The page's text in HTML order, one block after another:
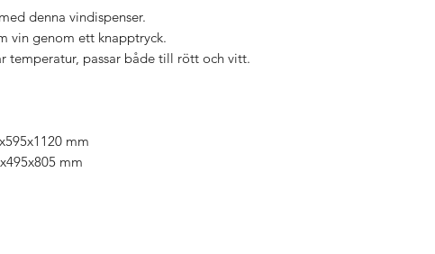
denna vindispenser.
vin genom ett knapptryck.
temperatur, passar både till rött och vitt.
mm
mm